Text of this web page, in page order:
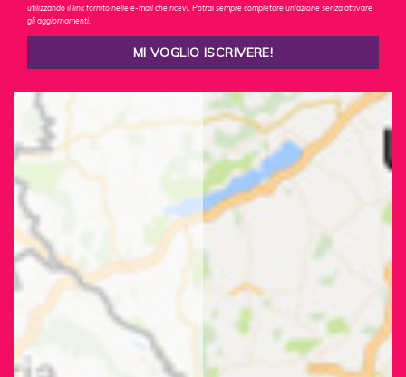
utilizzando il link fornito nelle e-mail che ricevi. Potrai sempre completare un'azione senza attivare
gli aggiornamenti.